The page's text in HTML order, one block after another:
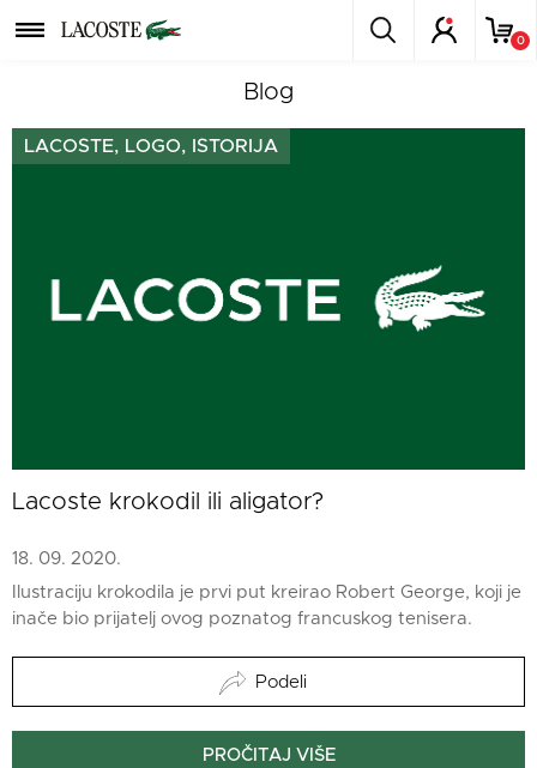
0
Blog
LACOSTE, LOGO, ISTORIJA
Lacoste krokodil ili aligator?
18. 09. 2020.
Ilustraciju krokodila je prvi put kreirao Robert George, koji je
inače bio prijatelj ovog poznatog francuskog tenisera.
Podeli
PROČITAJ VIŠE